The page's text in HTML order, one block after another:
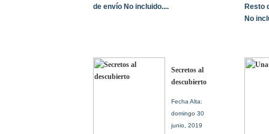
de envío No incluido....
Resto
No
Secretos al
descubierto
Fecha Alta:
domingo 30
junio, 2019